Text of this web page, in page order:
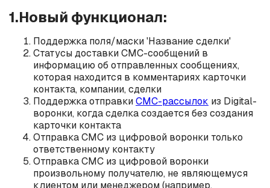
1.Новый функционал:
Поддержка поля/маски 'Название сделки'
Статусы доставки СМС-сообщений в
информацию об отправленных сообщениях,
которая находится в комментариях карточки
контакта, компании, сделки
Поддержка отправкиСМС-рассылок из Digital-
воронки, когда сделка создается без создания
карточки контакта
Отправка СМС из цифровой воронки только
ответственному контакту
Отправка СМС из цифровой воронки
произвольному получателю, не являющемуся
клиентом или менеджером (например,